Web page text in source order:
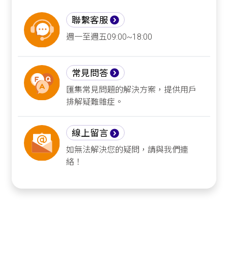
聯繫客服
週一至週五09:00~18:00
常見問答
匯集常見問題的解決方案，提供用戶
排解疑難雜症。
線上留言
如無法解決您的疑問，請與我們連
絡！